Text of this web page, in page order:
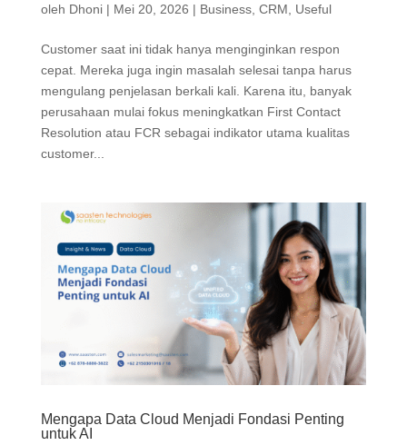
oleh Dhoni| Mei 20, 2026 | Business, CRM Useful
Customer saat ini tidak hanya menginginkan respon
cepat. Mereka juga ingin masalah selesai tanpa harus
mengulang penjelasan berkali kali. Karena itu, banyak
perusahaan mulai fokus meningkatkan First Contact
Resolution atau FCR sebagai indikator utama kualitas
customer...
Mengapa Data Cloud Menjadi Fondasi Penting
untuk AI